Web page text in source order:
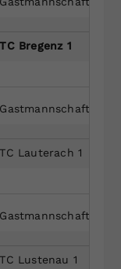
TC Bregenz 1
Gastmannschaft
TC Lauterach 1
Gastmannschaft
TC Lustenau 1